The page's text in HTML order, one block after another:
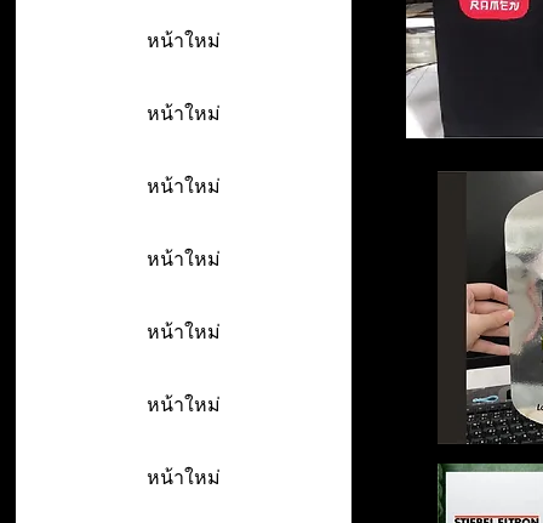
หน้าใหม่
หน้าใหม่
หน้าใหม่
หน้าใหม่
หน้าใหม่
หน้าใหม่
หน้าใหม่